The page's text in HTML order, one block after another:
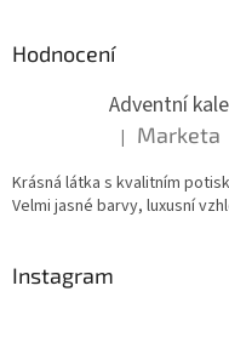
Hodnocení
Hodnocení
| Marketa
Krásná látka s kvalitním
Velmi jasné barvy, luxusní
Instagram